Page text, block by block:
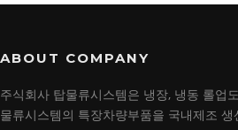
ABOUT COMPANY
주식회사 탑물류시스템은 냉장, 냉동 롤업
물류시스템의 특장차량부품을 국내제조